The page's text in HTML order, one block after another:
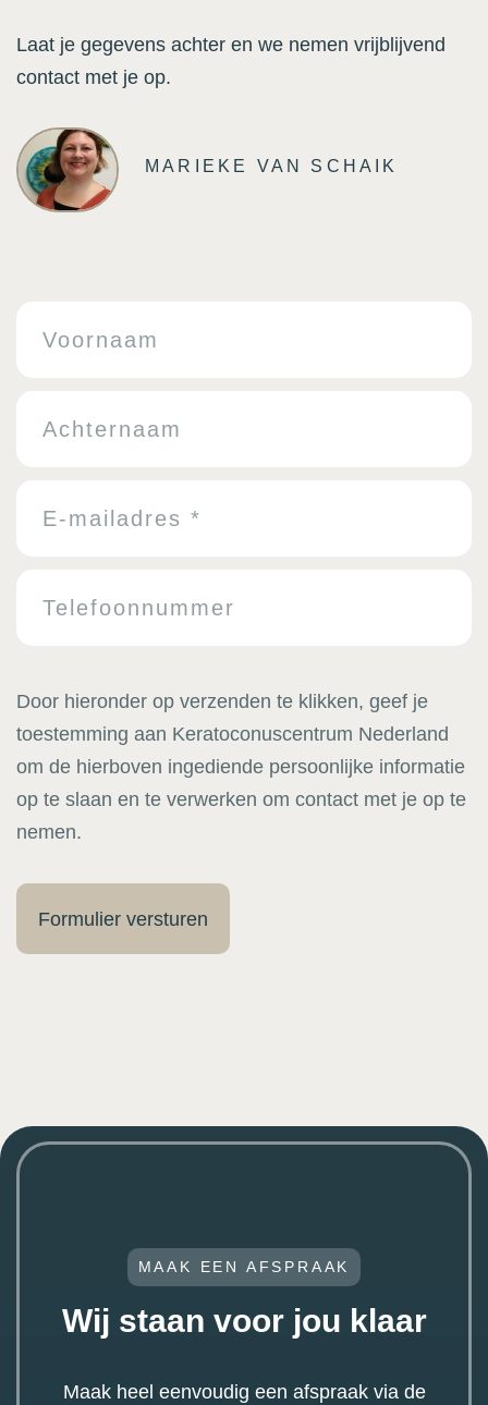
Laat je gegevens achter en we nemen vrijblijvend
contact met je op.
MARIEKE VAN SCHAIK
Door hieronder op verzenden te klikken, geef je
toestemming aan Keratoconuscentrum Nederland
om de hierboven ingediende persoonlijke informatie
op te slaan en te verwerken om contact met je op te
nemen.
MAAK EEN AFSPRAAK
Wij staan voor jou klaar
Maak heel eenvoudig een afspraak via de